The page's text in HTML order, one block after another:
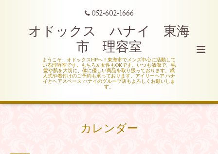
052-602-1666
オドックス ハナイ 東海
市 理容室
ようこそ、オドックスHPへ！東海市でメンズ中心に活動して
いる理容室です。もちろん女性もOKです。いつも清潔で、毛
髪や肌を大切に、体に優しい商品を取り扱っております。成
人式や着付けのご予約も承っております。アイリーヘア ハナ
イとヘアスペース ハナイのグループ店もよろしくお願いしま
す。
カレンダー